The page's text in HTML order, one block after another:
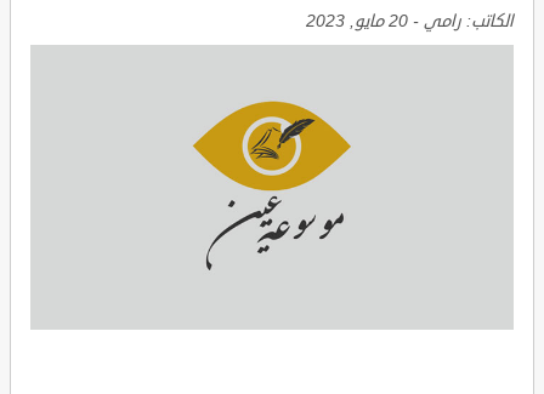
الكاتب: رامي - 20 مايو, 2023